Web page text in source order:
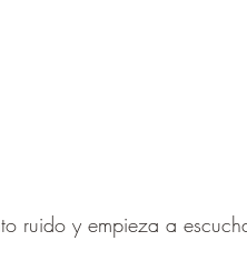
ruido y empieza a